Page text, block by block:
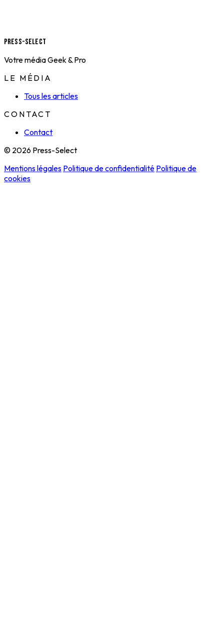
Press-Select
Votre média Geek & Pro
LE MÉDIA
Tous les articles
CONTACT
Contact
© 2026 Press-Select
Mentions légales Politique de confidentialité Politique de
cookies